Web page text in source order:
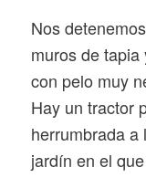
Nos
muros de
con pelo muy
Hay un tractor
herrumbrada a
jardín en el